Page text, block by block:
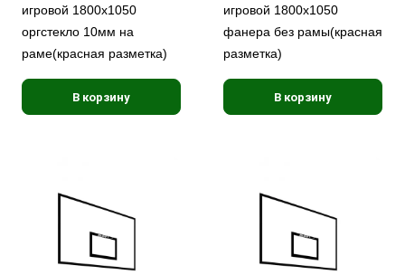
игровой 1800х1050
оргстекло 10мм на
раме(красная разметка)
В корзину
игровой 1800х1050
фанера без рамы(красная
разметка)
В корзину